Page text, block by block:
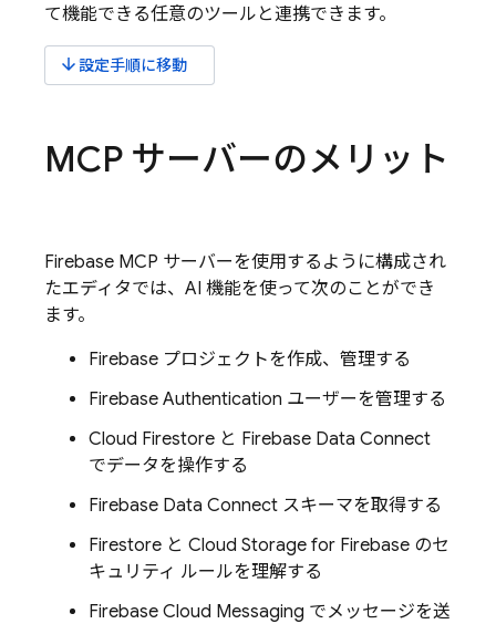
て機能できる任意のツールと連携できます。
arrow_downward設定手順に移動
MCP サーバーのメリット
Firebase MCP サーバーを使用するように構成され
たエディタでは、AI 機能を使って次のことができ
ます。
Firebase プロジェクトを作成、管理する
Firebase Authentication ユーザーを管理する
Cloud Firestore と Firebase Data Connect
でデータを操作する
Firebase Data Connect スキーマを取得する
Firestore と Cloud Storage for Firebase のセ
キュリティ ルールを理解する
Firebase Cloud Messaging でメッセージを送